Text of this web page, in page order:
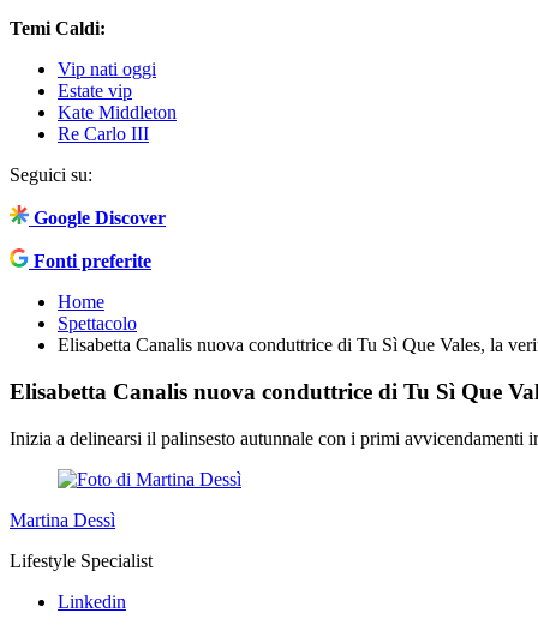
Temi Caldi:
Vip nati oggi
Estate vip
Kate Middleton
Re Carlo III
Seguici su:
Google Discover
Fonti preferite
Home
Spettacolo
Elisabetta Canalis nuova conduttrice di Tu Sì Que Vales, la
Elisabetta Canalis nuova conduttrice di Tu Sì Que
Inizia a delinearsi il palinsesto autunnale con i primi
Martina Dessì
Lifestyle Specialist
Linkedin